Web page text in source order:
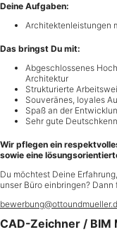
Deine Aufgaben:
Architektenleistungen
Das bringst Du mit:
Abgeschlossenes
Architektur
Strukturierte
Souveränes, loyales
Spaß an der
Sehr gute
Wir pflegen ein
sowie eine
Du möchtest Deine
unser Büro einbringen?
CAD-Zeichner /